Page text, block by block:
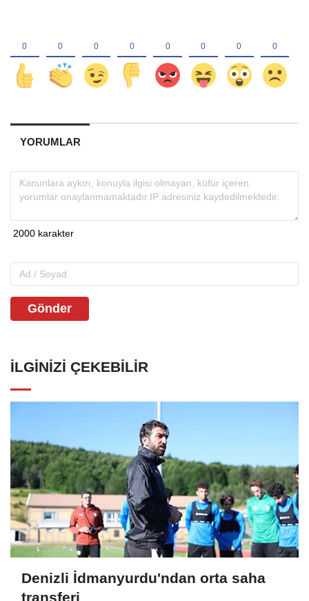
YORUMLAR
Gönder
İLGINIZI ÇEKEBILIR
Denizli İdmanyurdu'ndan orta saha
transferi